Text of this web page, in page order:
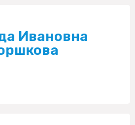
Ивановна